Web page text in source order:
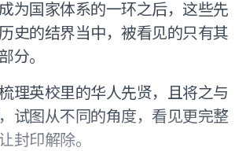
为国家体系的一环之后，这些先
史的结界当中，被看见的只有其
分。
理英校里的华人先贤，且将之与
试图从不同的角度，看见更完整
封印解除。